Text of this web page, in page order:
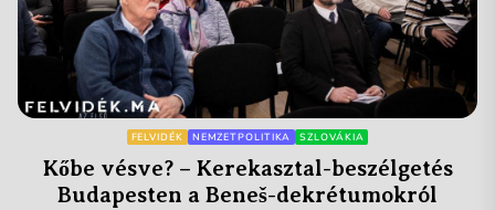
FELVIDÉK NEMZETPOLITIKA SZLOVÁKIA
Kőbe vésve? – Kerekasztal-beszélgetés
Budapesten a Beneš-dekrétumokról